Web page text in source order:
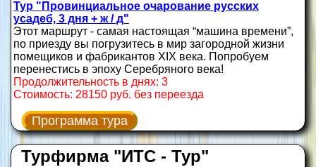
Тур "Провинциальное очарование русских
усадеб, 3 дня + ж / д"
Этот маршрут - самая настоящая “машина времени”,
по приезду вы погрузитесь в мир загородной жизни
помещиков и фабрикантов XIX века. Попробуем
перенестись в эпоху Серебряного века!
Продолжительность в днях: 3
Стоимость: 28150 руб. без переезда
Программа тура
Турфирма "ИТС - Тур"